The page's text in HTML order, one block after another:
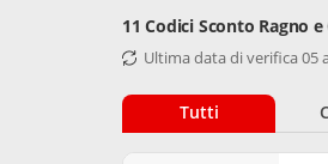
11 Codici Sconto Ragno
Ultima data di verifica 05
Tutti